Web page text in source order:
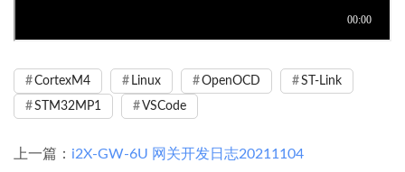
CortexM4 Linux OpenOCD
ST-Link
STM32MP1
VSCode
上一篇： i2X-GW-6U 网关开发日志20211104